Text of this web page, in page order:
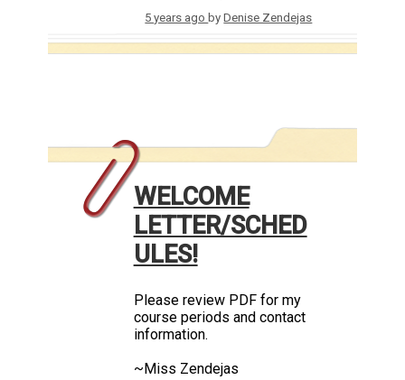
5 years agobyDenise Zendejas
WELCOME
LETTER/SCHED
ULES!
Please review PDF for my
course periods and contact
information.
~Miss Zendejas